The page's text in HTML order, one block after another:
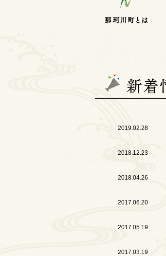
2019.02.28
2018.12.23
2018.04.26
2017.06.20
2017.05.19
2017.03.19